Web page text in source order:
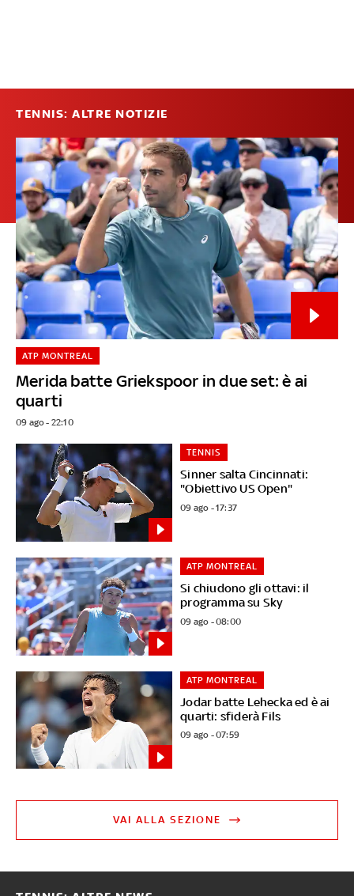
TENNIS: ALTRE NOTIZIE
Merida batte Griekspoor in due set: è ai
quarti
ATP MONTREAL
09 ago - 22:10
Sinner salta Cincinnati:
"Obiettivo US Open"
TENNIS
09 ago - 17:37
Si chiudono gli ottavi: il
programma su Sky
ATP MONTREAL
09 ago - 08:00
Jodar batte Lehecka ed è ai
quarti: sfiderà Fils
ATP MONTREAL
09 ago - 07:59
VAI ALLA SEZIONE